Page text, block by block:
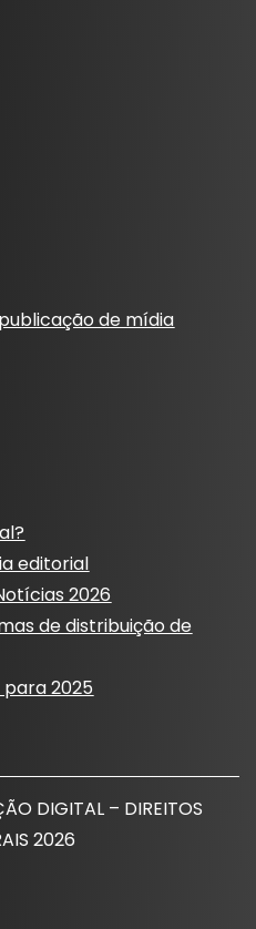
de mídia
editorial
2026
de distribuição de
2025
DIGITAL – DIREITOS
2026